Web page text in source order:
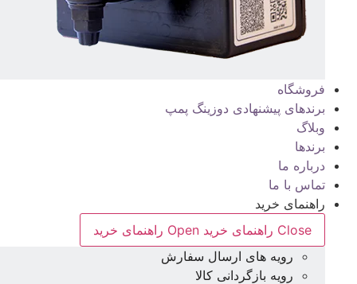
فروشگاه
برندهای پیشنهادی دوزینگ پمپ
وبلاگ
برندها
درباره ما
تماس با ما
راهنمای خرید
Close راهنمای خرید
Open راهنمای خرید
رویه های ارسال سفارش
رویه بازگردانی کالا